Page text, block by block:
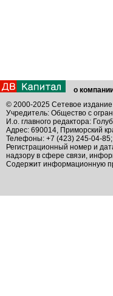
о
© 2000-2025 Сетевое
Учредитель: Общество с
И.о. главного редактора:
Адрес: 690014, Приморский
Телефоны: +7 (423) 245-04-
Регистрационный номер и
надзору в сфере связи,
Содержит информационную